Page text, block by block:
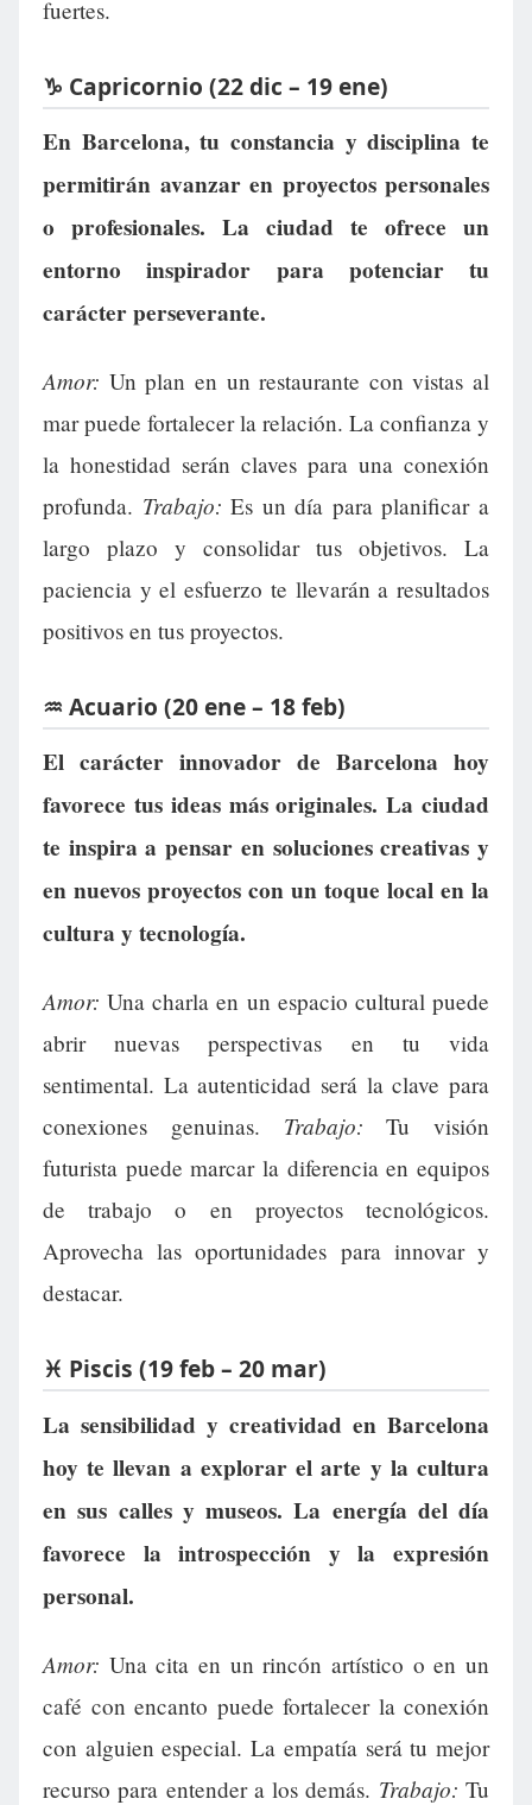
fuertes.
♑ Capricornio (22 dic – 19 ene)
En Barcelona, tu constancia y disciplina te
permitirán avanzar en proyectos personales
o profesionales. La ciudad te ofrece un
entorno inspirador para potenciar tu
carácter perseverante.
Amor: Un plan en un restaurante con vistas al
mar puede fortalecer la relación. La confianza y
la honestidad serán claves para una conexión
profunda. Trabajo: Es un día para planificar a
largo plazo y consolidar tus objetivos. La
paciencia y el esfuerzo te llevarán a resultados
positivos en tus proyectos.
♒ Acuario (20 ene – 18 feb)
El carácter innovador de Barcelona hoy
favorece tus ideas más originales. La ciudad
te inspira a pensar en soluciones creativas y
en nuevos proyectos con un toque local en la
cultura y tecnología.
Amor: Una charla en un espacio cultural puede
abrir nuevas perspectivas en tu vida
sentimental. La autenticidad será la clave para
conexiones genuinas. Trabajo: Tu visión
futurista puede marcar la diferencia en equipos
de trabajo o en proyectos tecnológicos.
Aprovecha las oportunidades para innovar y
destacar.
♓ Piscis (19 feb – 20 mar)
La sensibilidad y creatividad en Barcelona
hoy te llevan a explorar el arte y la cultura
en sus calles y museos. La energía del día
favorece la introspección y la expresión
personal.
Amor: Una cita en un rincón artístico o en un
café con encanto puede fortalecer la conexión
con alguien especial. La empatía será tu mejor
recurso para entender a los demás. Trabajo: Tu